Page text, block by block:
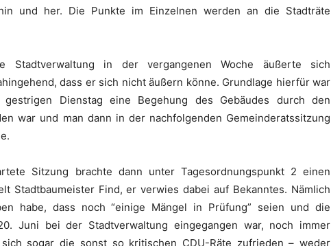
und her. Die Punkte im Einzelnen werden an die Stadträte
Stadtverwaltung in der vergangenen Woche äußerte sich
dass er sich nicht äußern könne. Grundlage hierfür war
Dienstag eine Begehung des Gebäudes durch den
war und man dann in der nachfolgenden Gemeinderatssitzung
Sitzung brachte dann unter Tagesordnungspunkt 2 einen
Stadtbaumeister Find, er verwies dabei auf Bekanntes. Nämlich
habe, dass noch “einige Mängel in Prüfung” seien und die
Juni bei der Stadtverwaltung eingegangen war, noch immer
sogar die sonst so kritischen CDU-Räte zufrieden – weder